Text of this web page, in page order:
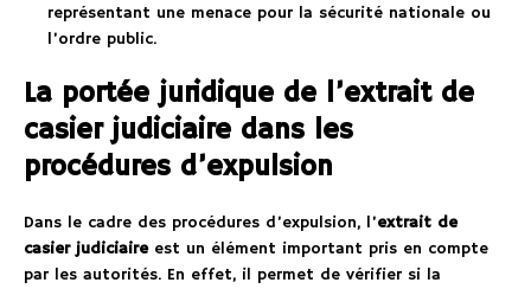
représentant une menace pour la sécurité nationale ou
l’ordre public.
La portée juridique de l’extrait de
casier judiciaire dans les
procédures d’expulsion
Dans le cadre des procédures d’expulsion, l’extrait de
casier judiciaireest un élément important pris en compte
par les autorités. En effet, il permet de vérifier si la